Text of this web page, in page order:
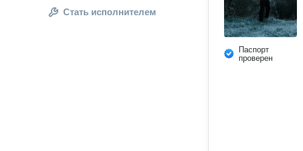
Стать исполнителем
Паспорт
проверен